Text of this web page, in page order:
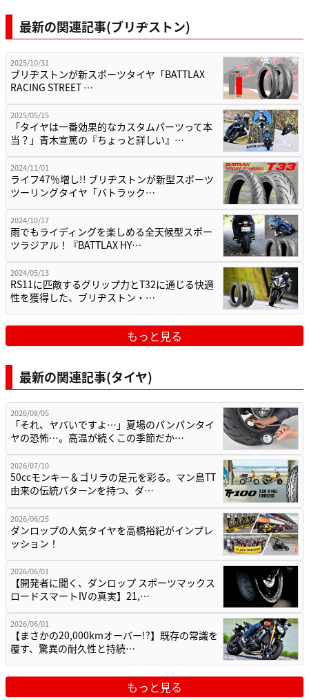
最新の関連記事(ブリヂストン)
2025/10/31
ブリヂストンが新スポーツタイヤ「BATTLAX
RACING STREET …
2025/05/15
「タイヤは一番効果的なカスタムパーツって本
当？」青木宣篤の『ちょっと詳しい』…
2024/11/01
ライフ47％増し!! ブリヂストンが新型スポーツ
ツーリングタイヤ「バトラック…
2024/10/17
雨でもライディングを楽しめる全天候型スポー
ツラジアル！『BATTLAX HY…
2024/05/13
RS11に匹敵するグリップ力とT32に通じる快適
性を獲得した、ブリヂストン・…
もっと見る
最新の関連記事(タイヤ)
2026/08/05
「それ、ヤバいですよ…」夏場のパンパンタイ
ヤの恐怖…。高温が続くこの季節だか…
2026/07/10
50ccモンキー＆ゴリラの足元を彩る。マン島TT
由来の伝統パターンを持つ、ダ…
2026/06/25
ダンロップの人気タイヤを高橋裕紀がインプレ
ッション！
2026/06/01
【開発者に聞く、ダンロップ スポーツマックス
ロードスマートⅣの真実】21,…
2026/06/01
【まさかの20,000kmオーバー!?】既存の常識を
覆す、驚異の耐久性と持続…
もっと見る